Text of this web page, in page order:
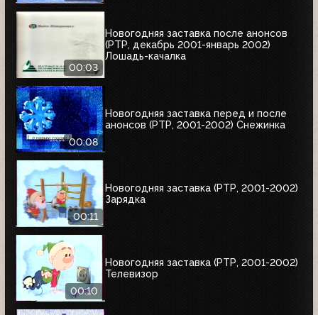
00:03
Новогодняя заставка после анонсов
(РТР, декабрь 2001-январь 2002)
Лошадь-качалка
00:08
Новогодняя заставка перед и после
анонсов (РТР, 2001-2002) Снежинка
00:11
Новогодняя заставка (РТР, 2001-2002)
Зарядка
00:10
Новогодняя заставка (РТР, 2001-2002)
Телевизор